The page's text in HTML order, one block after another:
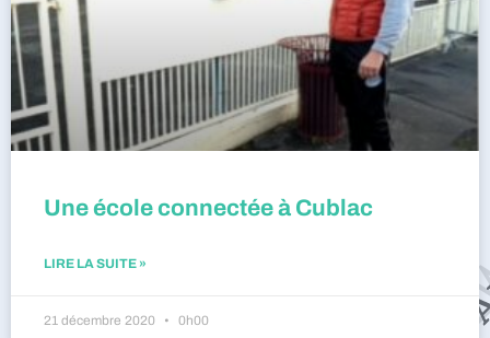
Une école connectée à Cublac
LIRE LA SUITE »
21 décembre 2020 0h00